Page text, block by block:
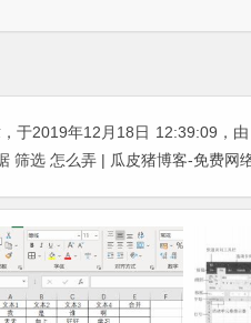
于2019年12月18日 12:39:09 ，由
筛选 怎么弄 | 瓜皮猪博客-免费网